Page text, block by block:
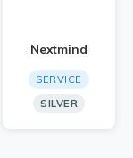
Nextmind
SERVICE
SILVER